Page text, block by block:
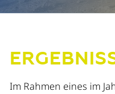
Im Rahmen eines im